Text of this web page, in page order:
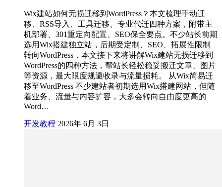
Wix建站如何无损迁移到WordPress？本文梳理手动迁
移、RSS导入、工具迁移、专业代迁四种方案，附带主
机部署、301重定向配置、SEO保全要点。不少站长前期
选用Wix搭建独立站，后期受定制、SEO、拓展性限制
转向WordPress，本文接下来将讲解Wix建站无损迁移到
WordPress的四种方法，帮站长轻松稳妥搬迁文章、图片
等资源，最大限度规避收录与流量损耗。 从Wix简易迁
移至WordPress 不少建站者初期选用Wix搭建网站，但随
着业务、流量与内容扩容，大多会转向自由度更高的
Word…
开发教程 2026年 6月 3日